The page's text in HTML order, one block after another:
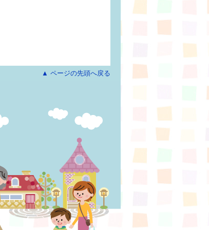
▲ ページの先頭へ戻る